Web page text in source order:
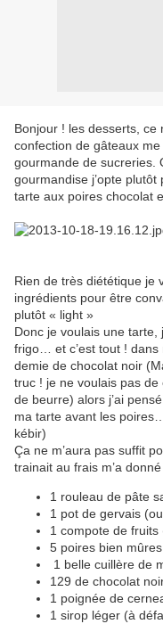
Bonjour ! les desserts, ce
confection de gâteaux
gourmande de sucreries.
gourmandise j’opte
tarte aux poires chocolat
Rien de très diététique je
ingrédients pour être
plutôt « light »
Donc je voulais une tarte,
frigo… et c’est tout !
demie de chocolat noir
truc ! je ne voulais pas
de beurre) alors j’ai
ma tarte avant les
kébir)
Ça ne m’aura pas suffit
trainait au frais m’a
1 rouleau de pâte
1 pot de gervais
1 compote de
5 poires bien mûres
1 belle cuillère de
129 de chocolat
1 poignée de
1 sirop léger (à